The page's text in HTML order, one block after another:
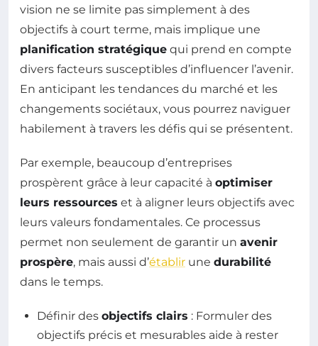
vision ne se limite pas simplement à des
objectifs à court terme, mais implique une
planification stratégique qui prend en compte
divers facteurs susceptibles d’influencer l’avenir.
En anticipant les tendances du marché et les
changements sociétaux, vous pourrez naviguer
habilement à travers les défis qui se présentent.
Par exemple, beaucoup d’entreprises
prospèrent grâce à leur capacité à optimiser
leurs ressources et à aligner leurs objectifs avec
leurs valeurs fondamentales. Ce processus
permet non seulement de garantir un avenir
prospère, mais aussi d’établir une durabilité
dans le temps.
Définir des objectifs clairs : Formuler des
objectifs précis et mesurables aide à rester